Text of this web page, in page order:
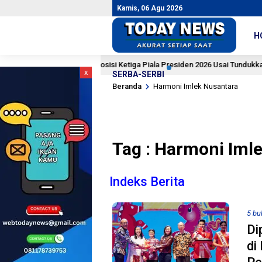
Kamis, 06 Agu 2026
SERBA-SERBI
x
Persija Amankan Posisi Ketiga Piala Presiden 2026 Usai Tundukkan Arema
Beranda Harmoni Imlek Nusantara
Tag : Harmoni
Indeks Berita
5
di